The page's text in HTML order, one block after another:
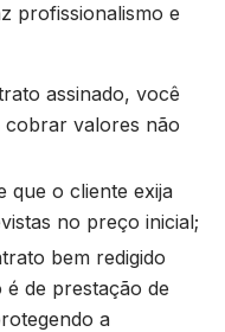
profissionalismo e
assinado, você
valores não
que o cliente exija
no preço inicial;
bem redigido
de prestação de
a